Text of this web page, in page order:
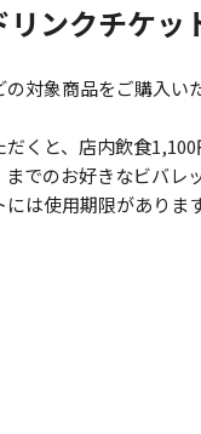
ンクチケッ
対象商品をご購入い
くと、店内飲食
でのお好きなビバレ
は使用期限があります